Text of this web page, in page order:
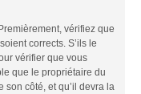
vérifiez que
corrects. S’ils le
vérifier que vous
que le propriétaire du
son côté, et qu’il devra la